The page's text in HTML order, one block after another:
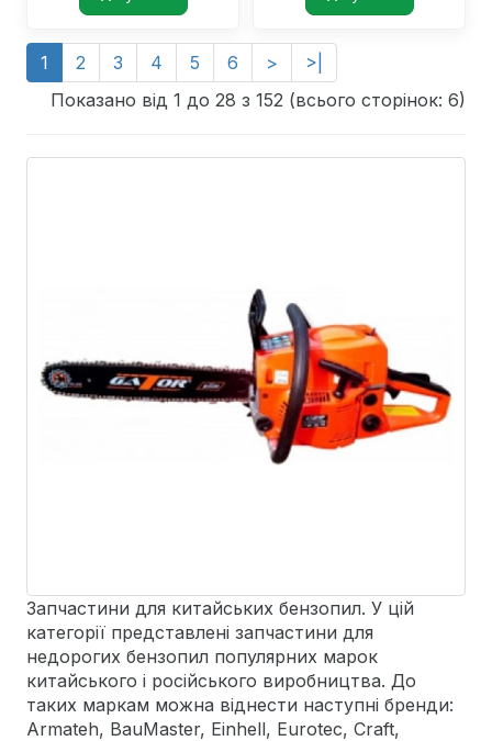
1 2 3 4 5 6 >
>|
Показано від 1 до 28 з 152 (всього сторінок: 6)
Запчастини для китайських бензопил. У цій
категорії представлені запчастини для
недорогих бензопил популярних марок
китайського і російського виробництва. До
таких маркам можна віднести наступні бренди:
Armateh, BauMaster, Einhell, Eurotec, Craft,